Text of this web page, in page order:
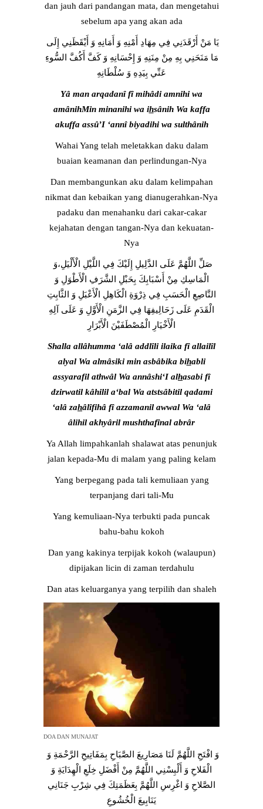
dan jauh dari pandangan mata, dan mengetahui
sebelum apa yang akan ada
مَا مَنَحَنِي بِهِ مِنْ مِنَنِهِ وَ إِحْسَانِهِ وَ كَفَّ أَكُفَّ السُّوءِ
عَنِّي بِيَدِهِ وَ سُلْطَانِهِ
Yâ man arqadanî fî mihâdi amnihi wa
amânihMin minanihi wa ihsânih Wa kaffa
akuffa assû’I ‘annî biyadihi wa sulthânih
Wahai Yang telah meletakkan daku dalam
buaian keamanan dan perlindungan-Nya
Dan membangunkan aku dalam kelimpahan
nikmat dan kebaikan yang dianugerahkan-Nya
padaku dan menahanku dari cakar-cakar
kejahatan dengan tangan-Nya dan kekuatan-
Nya
الْمَاسِكِ مِنْ أَسْبَابِكَ بِحَبْلِ الشَّرَفِ الْأَطْوَلِ وَ
النَّاصِعِ الْحَسَبِ فِي ذِرْوَةِ الْكَاهِلِ الْأَعْبَلِ وَ الثَّابِتِ
الْقَدَمِ عَلَى زَحَالِيفِهَا فِي الزَّمَنِ الْأَوَّلِ وَ عَلَى آلِهِ
الْأَخْيَارِ الْمُصْطَفَيْنَ الْأَبْرَارِ
Shalla allâhumma ‘alâ addlîli ilaika fî allailîl
alyal Wa almâsiki min asbâbika bihabli
assyarafil athwâl Wa annâshi‘I alhasabi fî
dzirwatil kâhilil a‘bal Wa atstsâbitil qadami
‘alâ zahâlîfihâ fî azzamanil awwal Wa ‘alâ
âlihil akhyâril mushthafînal abrâr
Ya Allah limpahkanlah shalawat atas penunjuk
jalan kepada-Mu di malam yang paling kelam
Yang berpegang pada tali kemuliaan yang
terpanjang dari tali-Mu
Yang kemuliaan-Nya terbukti pada puncak
bahu-bahu kokoh
Dan yang kakinya terpijak kokoh (walaupun)
dipijakan licin di zaman terdahulu
Dan atas keluarganya yang terpilih dan shaleh
DOA DAN MUNAJAT
الْفَلاحِ وَ أَلْبِسْنِي اللَّهُمَّ مِنْ أَفْضَلِ خِلَعِ الْهِدَايَةِ وَ
الصَّلاحِ وَ اغْرِسِ اللَّهُمَّ بِعَظَمَتِكَ فِي شِرْبِ جَنَانِي
يَنَابِيعَ الْخُشُوعِ